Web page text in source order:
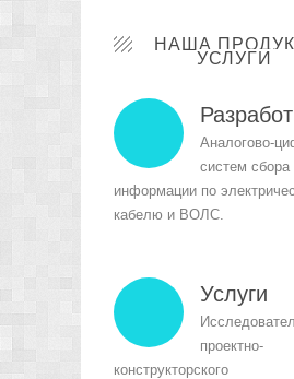
НАША
УСЛУГИ
Аналогово-
систем
информации по
кабелю и ВОЛС.
Услуги
проектно-
конструкторского